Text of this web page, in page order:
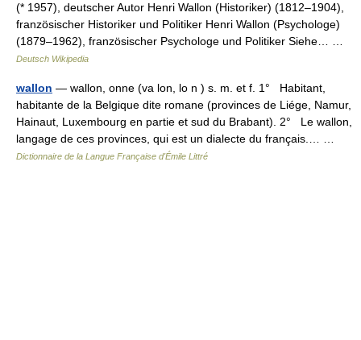
(* 1957), deutscher Autor Henri Wallon (Historiker) (1812–1904),
französischer Historiker und Politiker Henri Wallon (Psychologe)
(1879–1962), französischer Psychologe und Politiker Siehe… …
Deutsch Wikipedia
wallon — wallon, onne (va lon, lo n ) s. m. et f. 1° Habitant,
habitante de la Belgique dite romane (provinces de Liége, Namur,
Hainaut, Luxembourg en partie et sud du Brabant). 2° Le wallon,
langage de ces provinces, qui est un dialecte du français.… …
Dictionnaire de la Langue Française d'Émile Littré